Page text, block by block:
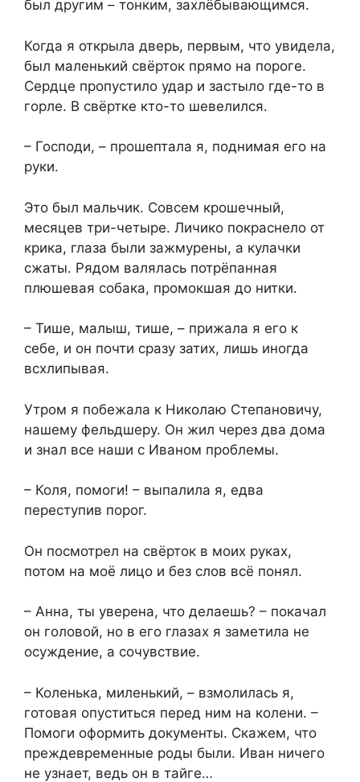
был другим – тонким, захлёбывающимся.
Когда я открыла дверь, первым, что увидела,
был маленький свёрток прямо на пороге.
Сердце пропустило удар и застыло где-то в
горле. В свёртке кто-то шевелился.
– Господи, – прошептала я, поднимая его на
руки.
Это был мальчик. Совсем крошечный,
месяцев три-четыре. Личико покраснело от
крика, глаза были зажмурены, а кулачки
сжаты. Рядом валялась потрёпанная
плюшевая собака, промокшая до нитки.
– Тише, малыш, тише, – прижала я его к
себе, и он почти сразу затих, лишь иногда
всхлипывая.
Утром я побежала к Николаю Степановичу,
нашему фельдшеру. Он жил через два дома
и знал все наши с Иваном проблемы.
– Коля, помоги! – выпалила я, едва
переступив порог.
Он посмотрел на свёрток в моих руках,
потом на моё лицо и без слов всё понял.
– Анна, ты уверена, что делаешь? – покачал
он головой, но в его глазах я заметила не
осуждение, а сочувствие.
– Коленька, миленький, – взмолилась я,
готовая опуститься перед ним на колени. –
Помоги оформить документы. Скажем, что
преждевременные роды были. Иван ничего
не узнает, ведь он в тайге…